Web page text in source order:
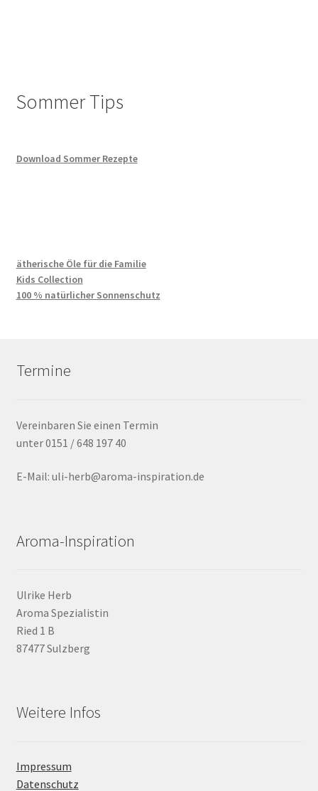
Sommer Tips
Download Sommer Rezepte
ätherische Öle für die Familie
Kids Collection
100 % natürlicher Sonnenschutz
Termine
Vereinbaren Sie einen Termin
unter 0151 / 648 197 40
E-Mail: uli-herb@aroma-inspiration.de
Aroma-Inspiration
Ulrike Herb
Aroma Spezialistin
Ried 1 B
87477 Sulzberg
Weitere Infos
Impressum
Datenschutz